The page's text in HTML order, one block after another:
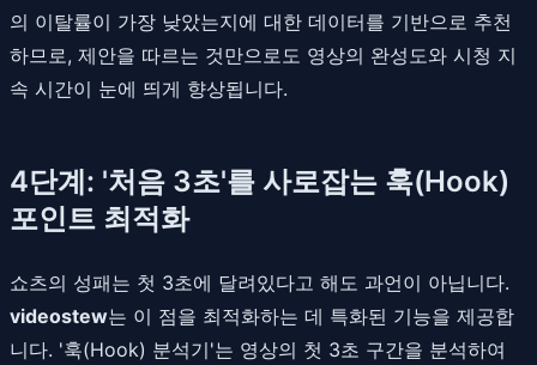
의 이탈률이 가장 낮았는지에 대한 데이터를 기반으로 추천
하므로, 제안을 따르는 것만으로도 영상의 완성도와 시청 지
속 시간이 눈에 띄게 향상됩니다.
4단계: '처음 3초'를 사로잡는 훅(Hook)
포인트 최적화
쇼츠의 성패는 첫 3초에 달려있다고 해도 과언이 아닙니다.
videostew는 이 점을 최적화하는 데 특화된 기능을 제공합
니다. '훅(Hook) 분석기'는 영상의 첫 3초 구간을 분석하여